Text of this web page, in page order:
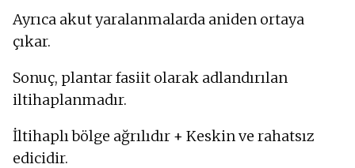
Ayrıca akut yaralanmalarda aniden ortaya
çıkar.
Sonuç, plantar fasiit olarak adlandırılan
iltihaplanmadır.
İltihaplı bölge ağrılıdır + Keskin ve rahatsız
edicidir.